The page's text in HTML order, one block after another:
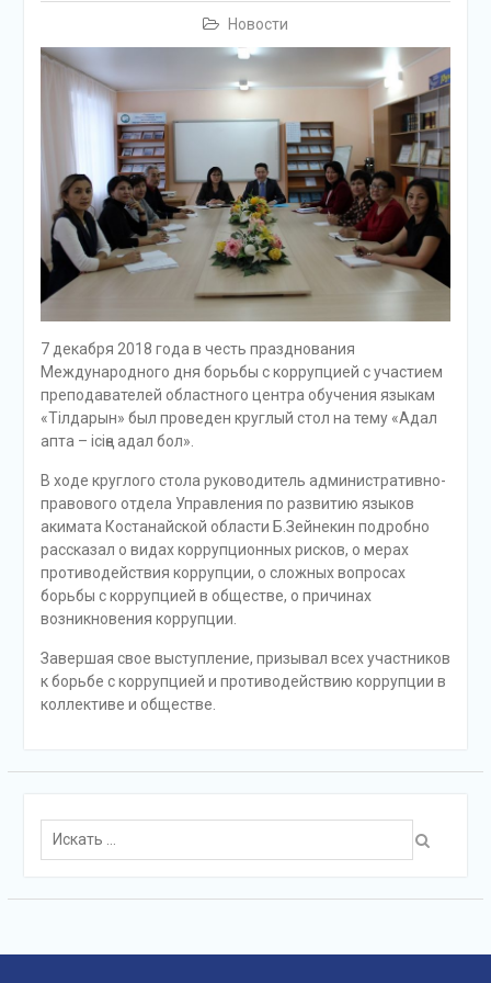
Новости
7 декабря 2018 года в честь празднования
Международного дня борьбы с коррупцией с участием
преподавателей областного центра обучения языкам
«Тілдарын» был проведен круглый стол на тему «Адал
апта – ісіңе адал бол».
В ходе круглого стола руководитель административно-
правового отдела Управления по развитию языков
акимата Костанайской области Б.Зейнекин подробно
рассказал о видах коррупционных рисков, о мерах
противодействия коррупции, о сложных вопросах
борьбы с коррупцией в обществе, о причинах
возникновения коррупции.
Завершая свое выступление, призывал всех участников
к борьбе с коррупцией и противодействию коррупции в
коллективе и обществе.
Поиск
для: